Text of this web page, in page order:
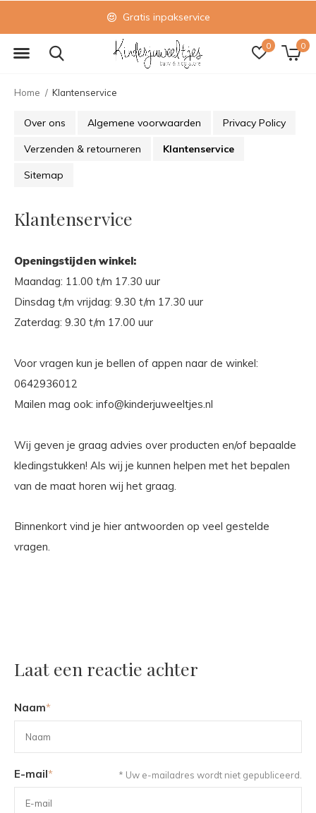
0 0
Gratis inpakservice
Home Klantenservice
Over ons Algemene voorwaarden Privacy Policy
Verzenden & retourneren Klantenservice
Sitemap
Klantenservice
Openingstijden winkel:
Maandag: 11.00 t/m 17.30 uur
Dinsdag t/m vrijdag: 9.30 t/m 17.30 uur
Zaterdag: 9.30 t/m 17.00 uur
Voor vragen kun je bellen of appen naar de winkel:
0642936012
Mailen mag ook: info@kinderjuweeltjes.nl
Wij geven je graag advies over producten en/of bepaalde
kledingstukken! Als wij je kunnen helpen met het bepalen
van de maat horen wij het graag.
Binnenkort vind je hier antwoorden op veel gestelde
vragen.
Laat een reactie achter
Naam*
E-mail* * Uw e-mailadres wordt niet gepubliceerd.